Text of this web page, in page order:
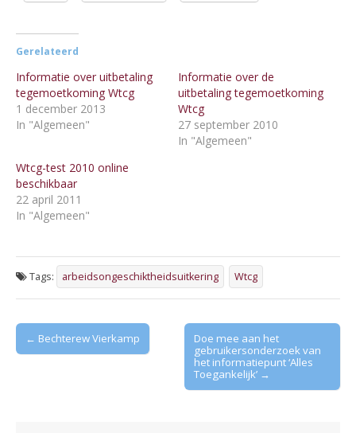
Gerelateerd
Informatie over uitbetaling
tegemoetkoming Wtcg
1 december 2013
In "Algemeen"
Informatie over de
uitbetaling tegemoetkoming
Wtcg
27 september 2010
In "Algemeen"
Wtcg-test 2010 online
beschikbaar
22 april 2011
In "Algemeen"
Tags: arbeidsongeschiktheidsuitkering Wtcg
Post
navigation
← Bechterew Vierkamp
Doe mee aan het
gebruikersonderzoek van
het informatiepunt ‘Alles
Toegankelijk’ →